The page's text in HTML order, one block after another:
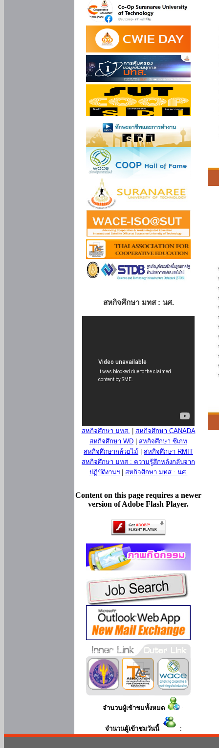
สหกิจศึกษา มทส : นศ.
สหกิจศึกษา มทส.
สหกิจศึกษา CANADA
สหกิจศึกษา WD
สหกิจศึกษา ซีเกท
สหกิจศึกษากล้วยไม้
สหกิจศึกษา RMIT
สหกิจศึกษา มทส : ความรู้สึกหลังกลับจาก
ปฏิบัติงานฯ| สหกิจศึกษา มทส : นศ.
Content on this page requires a newer
version of Adobe Flash Player.
จำนวนผู้เข้าชมทั้งหมด :
จำนวนผู้เข้าชมวันนี้ :